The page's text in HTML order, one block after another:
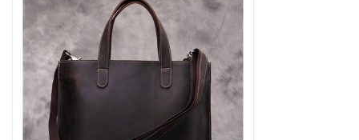
hàn quốc cao cấp